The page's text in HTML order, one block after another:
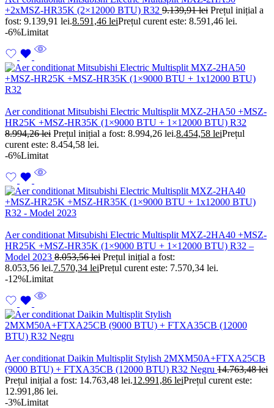
+2xMSZ-HR35K (2×12000 BTU) R32 9.139,91lei Prețul inițial a
fost: 9.139,91 lei.8.591,46 leiPrețul curent este: 8.591,46 lei.
-6%Limitat
Aer conditionat Mitsubishi Electric Multisplit MXZ-2HA50 +MSZ-
HR25K +MSZ-HR35K (1×9000 BTU + 1×12000 BTU) R32
8.994,26lei Prețul inițial a fost: 8.994,26 lei.8.454,58 leiPrețul
curent este: 8.454,58 lei.
-6%Limitat
Aer conditionat Mitsubishi Electric Multisplit MXZ-2HA40 +MSZ-
HR25K +MSZ-HR35K (1×9000 BTU + 1×12000 BTU) R32 –
Model 2023 8.053,56lei Prețul inițial a fost:
8.053,56 lei.7.570,34 leiPrețul curent este: 7.570,34 lei.
-12%Limitat
Aer conditionat Daikin Multisplit Stylish 2MXM50A+FTXA25CB
(9000 BTU) + FTXA35CB (12000 BTU) R32 Negru 14.763,48lei
Prețul inițial a fost: 14.763,48 lei.12.991,86 leiPrețul curent este:
12.991,86 lei.
-3%Limitat